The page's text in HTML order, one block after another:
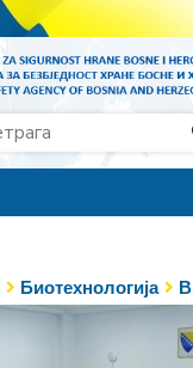
Биотехнологија